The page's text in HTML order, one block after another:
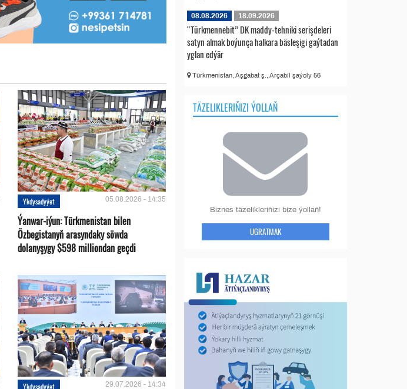
Ykdysadyýet 05.08.2026 - 14:35
Ýanwar-iýun: Türkmenistan bilen
Özbegistanyň arasyndaky söwda
dolanyşygy $598 milliondan geçdi
Ykdysadyýet 29.07.2026 - 14:34
08.08.2026 18.09.2026
“Türkmennebit” DK maddy-tehniki serişdeleri
satyn almak boýunça halkara bäsleşigi gaýtadan
yglan edýär
Türkmenistan, Aşgabat ş., Arçabil şaýoly 56
TÄZELIKLERIŇIZI ÝOLLAŇ
Biznes täzelikleriňizi bize ýollaň!
UGRATMAK